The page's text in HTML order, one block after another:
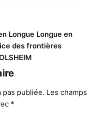
Longue Longue en
des frontières
pas publiée. Les champs
*